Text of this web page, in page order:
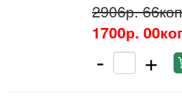
2906р.
1700р.
- +